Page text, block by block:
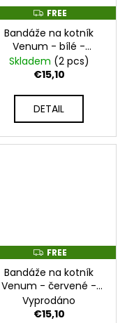
F
R
E
FREE
Bandáže na kotník
Venum - bílé -
VENUM-0173-210_NEW
Skladem (2 pcs)
€15,10
DETAIL
F
R
E
FREE
Bandáže na kotník
Venum - červené -
VENUM-0173-003_NEW
Vyprodáno
€15,10